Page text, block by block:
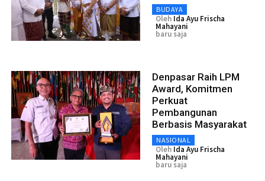
BUDAYA
Oleh Ida Ayu Frischa
Mahayani
baru saja
Denpasar Raih LPM
Award, Komitmen
Perkuat
Pembangunan
Berbasis Masyarakat
NASIONAL
Oleh Ida Ayu Frischa
Mahayani
baru saja